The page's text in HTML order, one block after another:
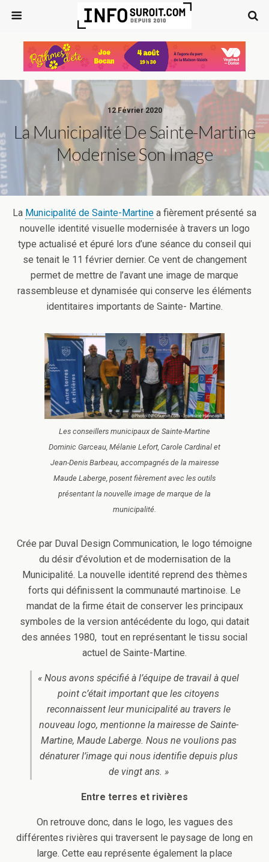
12 Février 2020
La Municipalité De Sainte-Martine
Modernise Son Image
La Municipalité de Sainte-Martine a fièrement présenté sa
nouvelle identité visuelle modernisée à travers un logo
type actualisé et épuré lors d’une séance du conseil qui
se tenait le 11 février dernier. Ce vent de changement
permet de mettre de l’avant une image de marque
rassembleuse et dynamisée qui conserve les éléments
identitaires importants de Sainte- Martine.
Les conseillers municipaux de Sainte-Martine
Dominic Garceau, Mélanie Lefort, Carole Cardinal et
Jean-Denis Barbeau, accompagnés de la mairesse
Maude Laberge, posent fièrement avec les outils
présentant la nouvelle image de marque de la
municipalité.
Crée par Duval Design Communication, le logo témoigne
du désir d’évolution et de modernisation de la
Municipalité. La nouvelle identité reprend des thèmes
forts qui définissent la communauté martinoise. Le
mandat de la firme était de conserver les principaux
symboles de la version antécédente du logo, qui datait
des années 1980, tout en représentant le tissu social
actuel de Sainte-Martine.
« Nous avons spécifié à l’équipe de travail à quel
point c’était important que les citoyens
reconnaissent leur municipalité au travers le
nouveau logo, mentionne la mairesse de Sainte-
Martine, Maude Laberge. Nous ne voulions pas
dénaturer l’image qui nous identifie depuis plus
de vingt ans. »
Entre terres et rivières
On retrouve donc, dans le logo, les vagues des
différentes rivières qui traversent le paysage de long en
large. Cette eau représente également la place